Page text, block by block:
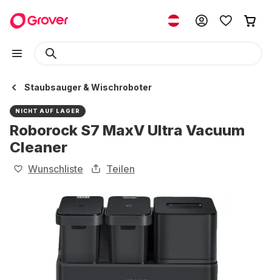
Staubsauger & Wischroboter
NICHT AUF LAGER
Roborock S7 MaxV Ultra Vacuum
Cleaner
Wunschliste Teilen